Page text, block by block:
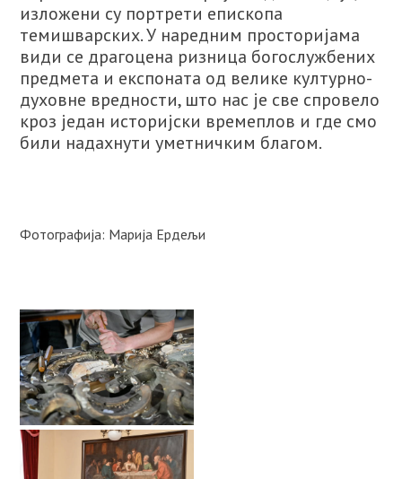
изложени су портрети епископа
темишварских. У наредним просторијама
види се драгоцена ризница богослужбених
предмета и експоната од велике културно-
духовне вредности, што нас је све спровело
кроз један историјски времеплов и где смо
били надахнути уметничким благом.
Фотографија: Марија Ердељи